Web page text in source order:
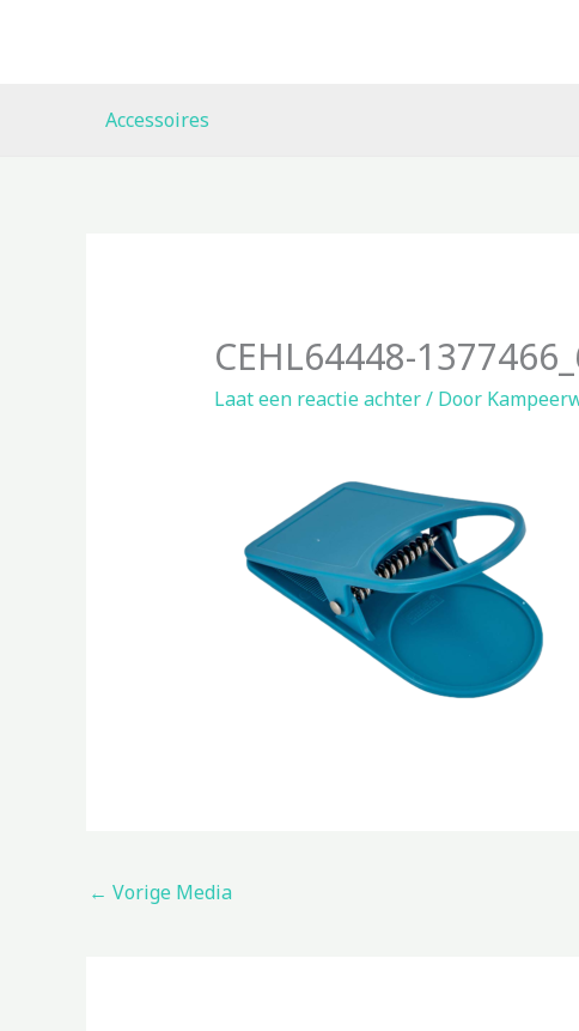
Accessoires
CEHL64448-
Laat een reactie achter/ Door
← Vorige Media